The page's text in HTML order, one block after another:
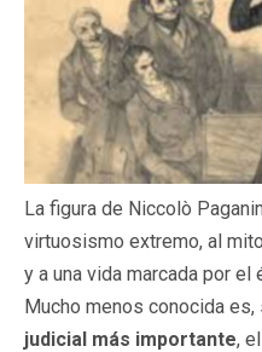
La figura de Niccolò
virtuosismo extremo, al
y a una vida marcada por
Mucho menos conocida es,
judicial más importante, el